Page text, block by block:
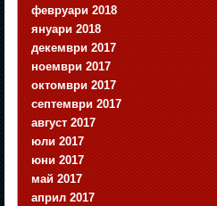
февруари 2018
януари 2018
декември 2017
ноември 2017
октомври 2017
септември 2017
август 2017
юли 2017
юни 2017
май 2017
април 2017